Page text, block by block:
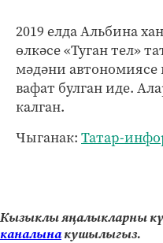
2019 елда Альбина
өлкәсе «Туган тел»
мәдәни
вафат булган иде.
калган.
Чыганак: Татар-
Кызыклы яңалыкларны
каналынакушылыгыз.